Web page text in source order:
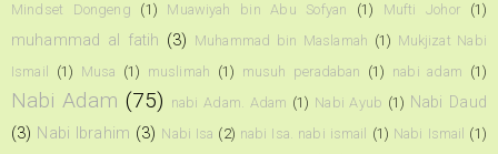
Mindset Dongeng
(1) Muawiyah bin Abu Sofyan (1) Mufti Johor (1)
muhammad al fatih (3) Muhammad bin Maslamah (1) Mukjizat Nabi
Ismail
(1) Musa (1) muslimah (1) musuh peradaban (1) nabi adam (1)
Nabi Adam (75) nabi Adam. Adam (1) Nabi Ayub (1) Nabi Daud
(3) Nabi Ibrahim (3) Nabi Isa (2) nabi Isa. nabi ismail (1) Nabi Ismail (1)